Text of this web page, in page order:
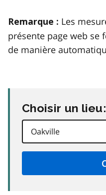
Remarque : Les
présente page web se
de manière
Choisir un lieu: